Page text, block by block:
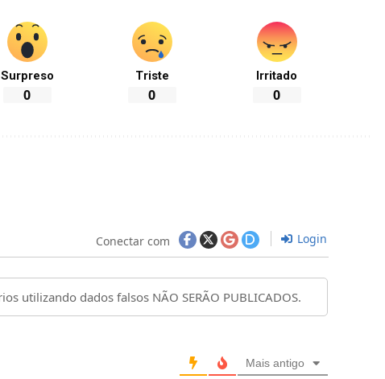
Surpreso
0
Triste
0
Irritado
0
Conectar com Login
Mais antigo